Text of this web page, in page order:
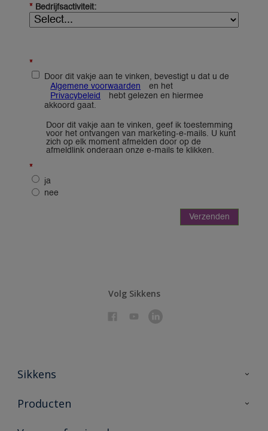
Volg Sikkens
Sikkens
Over Sikkens
Producten
Producten voor binnen